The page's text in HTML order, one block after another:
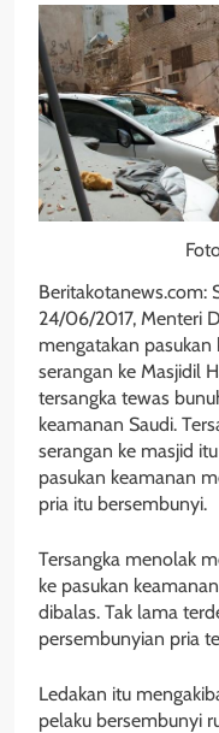
Beritakotanews.com:
24/06/2017, Menteri
mengatakan
serangan ke Masjidil
tersangka tewas
keamanan Saudi.
serangan ke masjid
pasukan keamanan
pria itu bersembunyi.
Tersangka menolak
ke pasukan
dibalas. Tak lama
persembunyian pria
Ledakan itu
pelaku bersembunyi